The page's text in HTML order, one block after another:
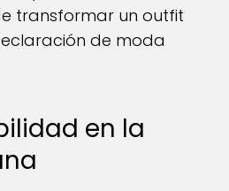
transformar un outfit
de moda
en la